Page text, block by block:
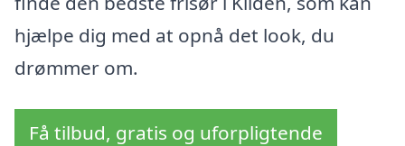
hjælpe dig med at opnå det look, du
drømmer om.
Få tilbud, gratis og uforpligtende